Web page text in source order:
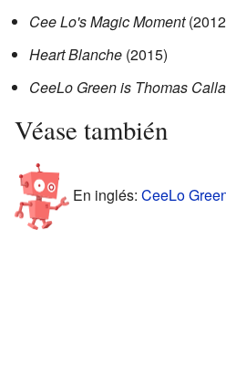
Cee Lo's Magic Moment
Heart Blanche (2015)
CeeLo Green is Thomas
Véase también
En inglés: CeeLo